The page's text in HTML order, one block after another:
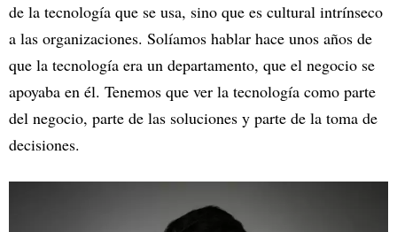
de la tecnología que se usa, sino que es cultural intrínseco
a las organizaciones. Solíamos hablar hace unos años de
que la tecnología era un departamento, que el negocio se
apoyaba en él. Tenemos que ver la tecnología como parte
del negocio, parte de las soluciones y parte de la toma de
decisiones.